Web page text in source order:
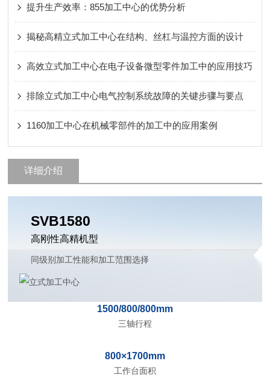
提升生产效率：855加工中心的优势分析
揭秘高精立式加工中心在结构、丝杠与温控方面的设计
高效立式加工中心在电子设备微型零件加工中的应用技巧
排除立式加工中心电气控制系统故障的关键步骤与要点
1160加工中心在机械零部件的加工中的应用案例
详细介绍
SVB1580
高刚性高精机型
同级别加工性能和加工范围选择
1500/800/800mm
三轴行程
800×1700mm
工作台面积